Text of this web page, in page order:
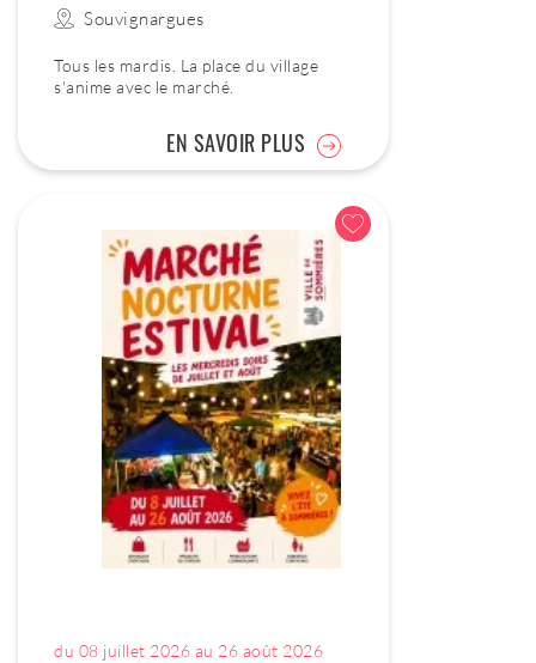
Souvignargues
Tous les mardis. La place du village
s'anime avec le marché.
EN SAVOIR PLUS
du 08 juillet 2026 au 26 août 2026